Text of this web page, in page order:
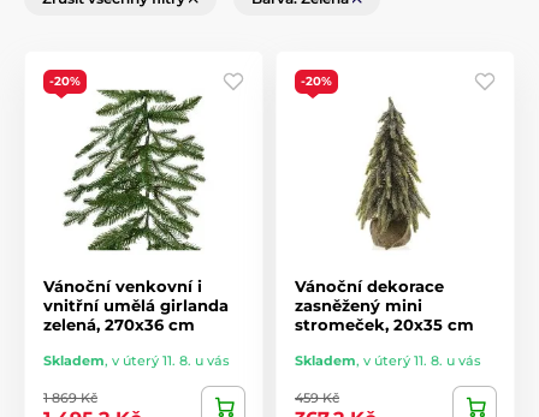
-20%
Vánoční venkovní i
vnitřní umělá girlanda
zelená, 270x36 cm
Skladem, v úterý 11. 8. u vás
1 869 Kč
-20%
Vánoční dekorace
zasněžený mini
stromeček, 20x35 cm
Skladem, v úterý 11. 8. u vás
459 Kč